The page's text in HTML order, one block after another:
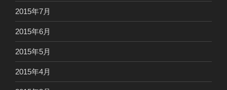
2015年7月
2015年6月
2015年5月
2015年4月